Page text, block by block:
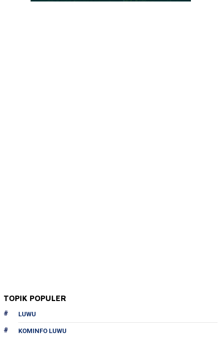
TOPIK POPULER
LUWU
KOMINFO LUWU